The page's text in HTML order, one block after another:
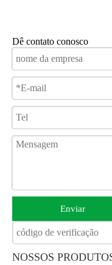
Dê contato conosco
Enviar
NOSSOS